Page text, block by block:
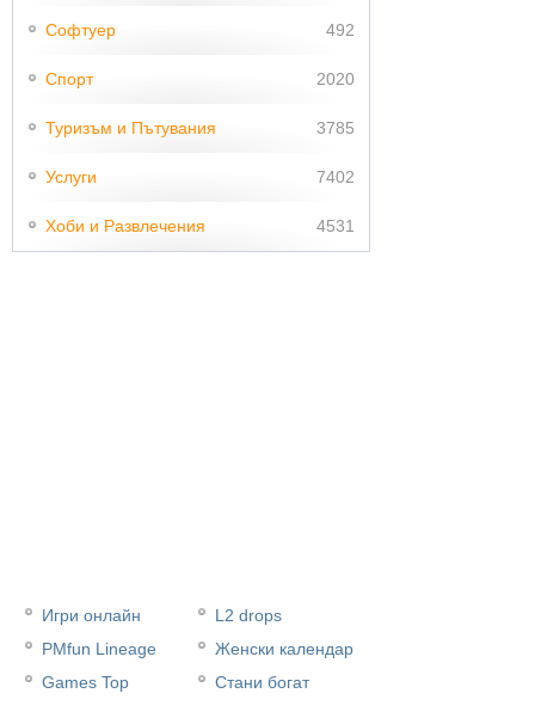
Софтуер 492
Спорт 2020
Туризъм и Пътувания 3785
Услуги 7402
Хоби и Развлечения 4531
Игри онлайн
PMfun Lineage
Games Top
L2 drops
Женски календар
Стани богат